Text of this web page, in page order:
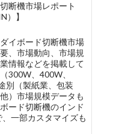
断機市場レポート
）】
イボード切断機市場
、市場動向、市場規
情報などを掲載して
300W、400W、
別（製紙業、包装
）市場規模データも
ード切断機のインド
一部カスタマイズも